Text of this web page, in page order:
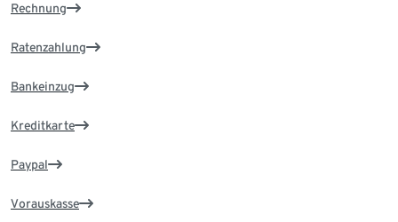
Rechnung
Ratenzahlung
Bankeinzug
Kreditkarte
Paypal
Vorauskasse